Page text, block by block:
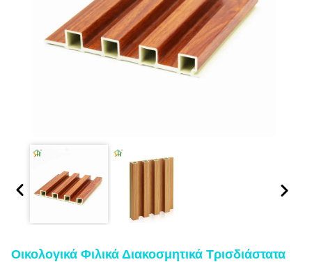
Οικολογικά Φιλικά Διακοσμητικά Τρισδιάστατα